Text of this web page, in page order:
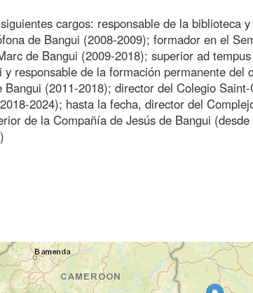
cargos: responsable de la biblioteca
de Bangui (2008-2009); formador en el
de Bangui (2009-2018); superior ad
y responsable de la formación permanente del
Bangui (2011-2018); director del Colegio
2024); hasta la fecha, director del
de la Compañía de Jesús de Bangui